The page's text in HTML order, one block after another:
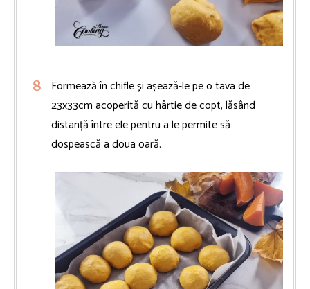
Formează în chifle și așează-le pe o tava de
23x33cm acoperită cu hârtie de copt, lăsând
distanță între ele pentru a le permite să
dospească a doua oară.